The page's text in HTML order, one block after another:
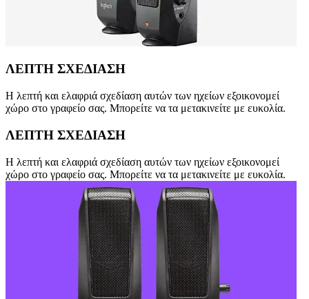
ΛΕΠΤΗ ΣΧΕΔΙΑΣΗ
Η λεπτή και ελαφριά σχεδίαση αυτών των ηχείων εξοικονομεί
χώρο στο γραφείο σας. Μπορείτε να τα μετακινείτε με ευκολία.
ΛΕΠΤΗ ΣΧΕΔΙΑΣΗ
Η λεπτή και ελαφριά σχεδίαση αυτών των ηχείων εξοικονομεί
χώρο στο γραφείο σας. Μπορείτε να τα μετακινείτε με ευκολία.